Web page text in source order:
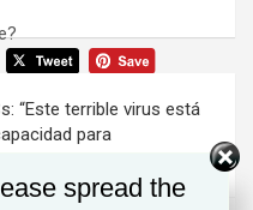
“Este terrible virus está
para
spread the